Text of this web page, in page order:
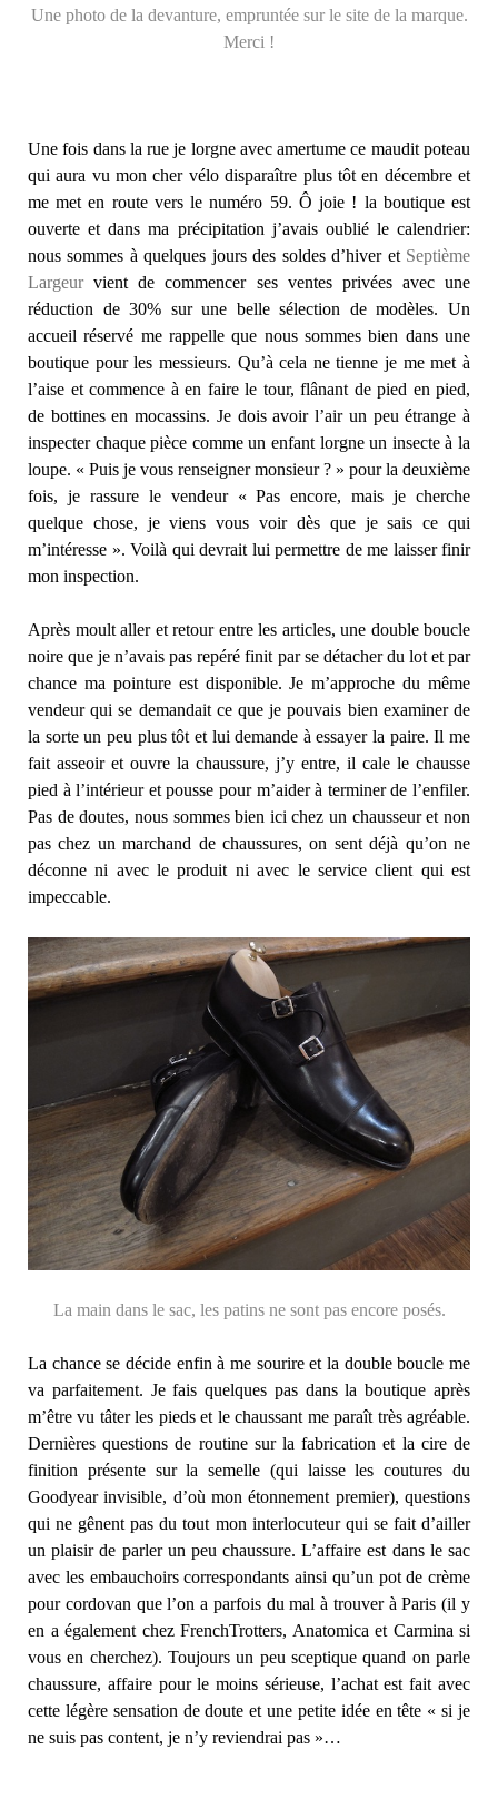
Une photo de la devanture, empruntée sur le site de la marque.
Merci !
Une fois dans la rue je lorgne avec amertume ce maudit poteau
qui aura vu mon cher vélo disparaître plus tôt en décembre et
me met en route vers le numéro 59. Ô joie ! la boutique est
ouverte et dans ma précipitation j’avais oublié le calendrier:
nous sommes à quelques jours des soldes d’hiver et Septième
Largeurvient de commencer ses ventes privées avec une
réduction de 30% sur une belle sélection de modèles. Un
accueil réservé me rappelle que nous sommes bien dans une
boutique pour les messieurs. Qu’à cela ne tienne je me met à
l’aise et commence à en faire le tour, flânant de pied en pied,
de bottines en mocassins. Je dois avoir l’air un peu étrange à
inspecter chaque pièce comme un enfant lorgne un insecte à la
loupe. « Puis je vous renseigner monsieur ? » pour la deuxième
fois, je rassure le vendeur « Pas encore, mais je cherche
quelque chose, je viens vous voir dès que je sais ce qui
m’intéresse ». Voilà qui devrait lui permettre de me laisser finir
mon inspection.
Après moult aller et retour entre les articles, une double boucle
noire que je n’avais pas repéré finit par se détacher du lot et par
chance ma pointure est disponible. Je m’approche du même
vendeur qui se demandait ce que je pouvais bien examiner de
la sorte un peu plus tôt et lui demande à essayer la paire. Il me
fait asseoir et ouvre la chaussure, j’y entre, il cale le chausse
pied à l’intérieur et pousse pour m’aider à terminer de l’enfiler.
Pas de doutes, nous sommes bien ici chez un chausseur et non
pas chez un marchand de chaussures, on sent déjà qu’on ne
déconne ni avec le produit ni avec le service client qui est
impeccable.
La main dans le sac, les patins ne sont pas encore posés.
La chance se décide enfin à me sourire et la double boucle me
va parfaitement. Je fais quelques pas dans la boutique après
m’être vu tâter les pieds et le chaussant me paraît très agréable.
Dernières questions de routine sur la fabrication et la cire de
finition présente sur la semelle (qui laisse les coutures du
Goodyear invisible, d’où mon étonnement premier), questions
qui ne gênent pas du tout mon interlocuteur qui se fait d’ailler
un plaisir de parler un peu chaussure. L’affaire est dans le sac
avec les embauchoirs correspondants ainsi qu’un pot de crème
pour cordovan que l’on a parfois du mal à trouver à Paris (il y
en a également chez FrenchTrotters, Anatomica et Carmina si
vous en cherchez). Toujours un peu sceptique quand on parle
chaussure, affaire pour le moins sérieuse, l’achat est fait avec
cette légère sensation de doute et une petite idée en tête « si je
ne suis pas content, je n’y reviendrai pas »…